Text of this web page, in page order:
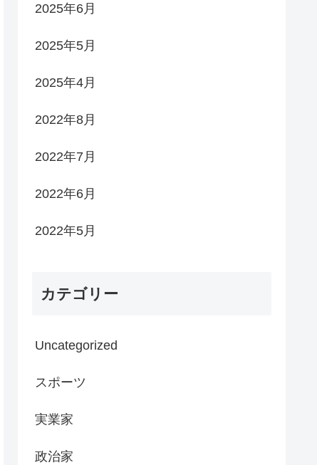
2025年6月
2025年5月
2025年4月
2022年8月
2022年7月
2022年6月
2022年5月
カテゴリー
Uncategorized
スポーツ
実業家
政治家